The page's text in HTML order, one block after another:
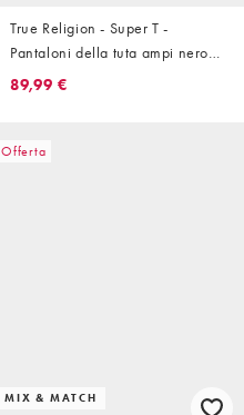
True Religion - Super T -
Pantaloni della tuta ampi nero
corvino in coordinato
89,99 €
Offerta
MIX & MATCH